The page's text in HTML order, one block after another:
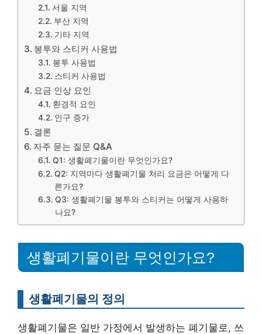
서울 지역
부산 지역
기타 지역
봉투와 스티커 사용법
봉투 사용법
스티커 사용법
요금 인상 요인
환경적 요인
인구 증가
결론
자주 묻는 질문 Q&A
Q1: 생활폐기물이란 무엇인가요?
Q2: 지역마다 생활폐기물 처리 요금은 어떻게 다
른가요?
Q3: 생활폐기물 봉투와 스티커는 어떻게 사용하
나요?
생활폐기물이란 무엇인가요?
생활폐기물의 정의
생활폐기물은 일반 가정에서 발생하는 폐기물로, 쓰